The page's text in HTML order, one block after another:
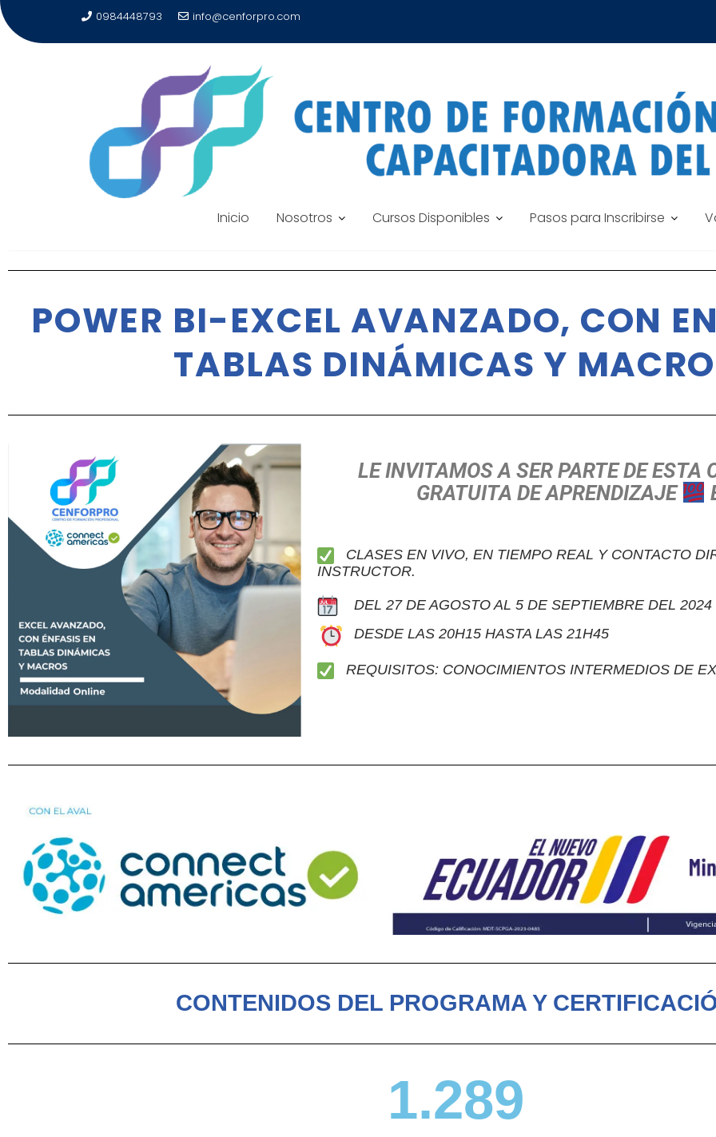
0984448793 info@cenforpro.com
Inicio Nosotros Cursos Disponibles Pasos para Inscribirse
POWER BI-EXCEL AVANZADO, CON
TABLAS DINÁMICAS Y
LE INVITAMOS A SER PARTE DE ESTA
GRATUITA DE APRENDIZAJE
CLASES EN VIVO, EN TIEMPO REAL Y CONTACTO
INSTRUCTOR.
DEL 27 DE AGOSTO AL 5 DE SEPTIEMBRE DEL 2024
DESDE LAS 20H15 HASTA LAS 21H45
REQUISITOS: CONOCIMIENTOS INTERMEDIOS DE
CONTENIDOS DEL PROGRAMA Y
1.289